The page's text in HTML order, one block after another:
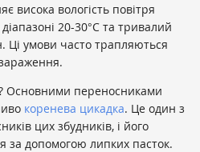
висока вологість повітря
20-30°C та тривалий
Ці умови часто трапляються
Основними переносниками
коренева цикадка. Це один з
цих збудників, і його
за допомогою липких пасток.